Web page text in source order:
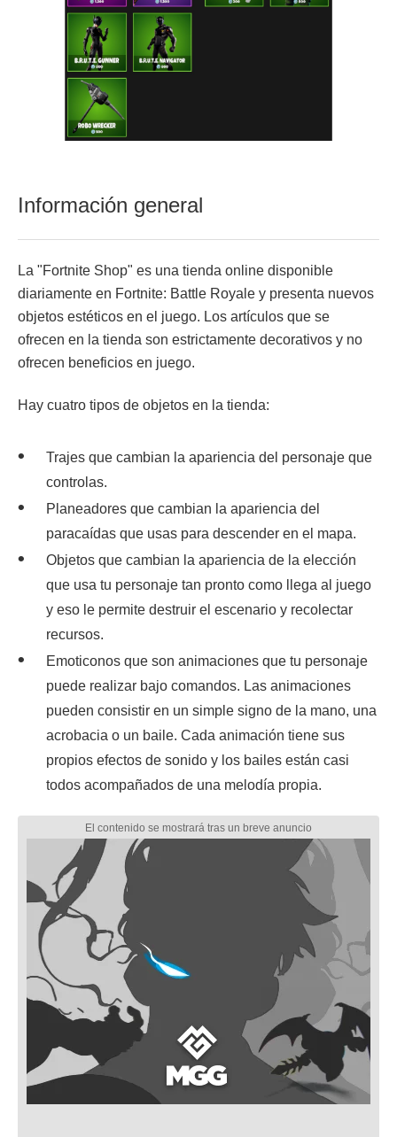
Información general
La "Fortnite Shop" es una tienda online disponible
diariamente en Fortnite: Battle Royale y presenta nuevos
objetos estéticos en el juego. Los artículos que se
ofrecen en la tienda son estrictamente decorativos y no
ofrecen beneficios en juego.
Hay cuatro tipos de objetos en la tienda:
Trajes que cambian la apariencia del personaje que
controlas.
Planeadores que cambian la apariencia del
paracaídas que usas para descender en el mapa.
Objetos que cambian la apariencia de la elección
que usa tu personaje tan pronto como llega al juego
y eso le permite destruir el escenario y recolectar
recursos.
Emoticonos que son animaciones que tu personaje
puede realizar bajo comandos. Las animaciones
pueden consistir en un simple signo de la mano, una
acrobacia o un baile. Cada animación tiene sus
propios efectos de sonido y los bailes están casi
todos acompañados de una melodía propia.